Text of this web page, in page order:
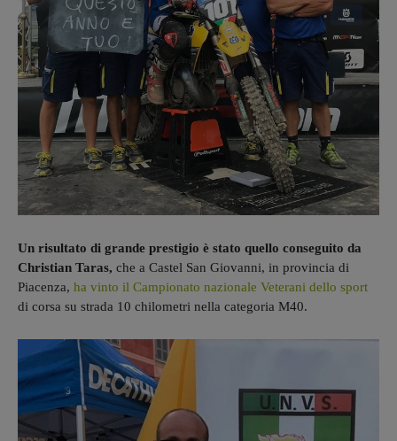
Un risultato di grande prestigio è stato quello conseguito da
Christian Taras, che a Castel San Giovanni, in provincia di
Piacenza, ha vinto il Campionato nazionale Veterani dello sport
di corsa su strada 10 chilometri nella categoria M40.